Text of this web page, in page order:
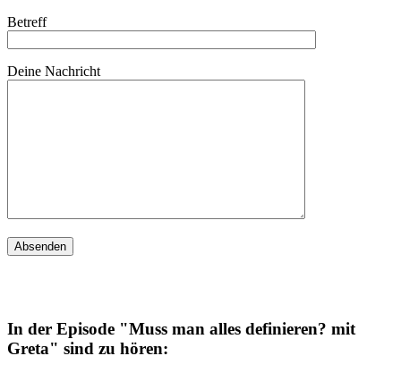
Betreff
Deine Nachricht
In der Episode "Muss man alles definieren? mit
Greta" sind zu hören: